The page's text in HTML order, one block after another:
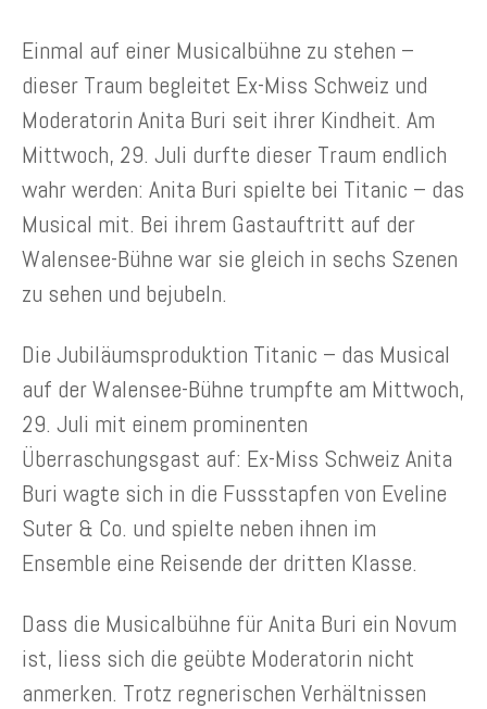
Einmal auf einer Musicalbühne zu stehen –
dieser Traum begleitet Ex-Miss Schweiz und
Moderatorin Anita Buri seit ihrer Kindheit. Am
Mittwoch, 29. Juli durfte dieser Traum endlich
wahr werden: Anita Buri spielte bei Titanic – das
Musical mit. Bei ihrem Gastauftritt auf der
Walensee-Bühne war sie gleich in sechs Szenen
zu sehen und bejubeln.
Die Jubiläumsproduktion Titanic – das Musical
auf der Walensee-Bühne trumpfte am Mittwoch,
29. Juli mit einem prominenten
Überraschungsgast auf: Ex-Miss Schweiz Anita
Buri wagte sich in die Fussstapfen von Eveline
Suter & Co. und spielte neben ihnen im
Ensemble eine Reisende der dritten Klasse.
Dass die Musicalbühne für Anita Buri ein Novum
ist, liess sich die geübte Moderatorin nicht
anmerken. Trotz regnerischen Verhältnissen